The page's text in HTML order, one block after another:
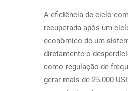
A eficiência de ciclo
recuperada após um
econômico de um
diretamente o
como regulação de
gerar mais de 25.000